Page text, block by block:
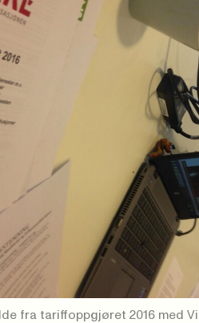
fra tariffoppgjøret 2016 med